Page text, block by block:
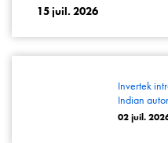
15 juil. 2026
Invertek
Indian
02 juil.